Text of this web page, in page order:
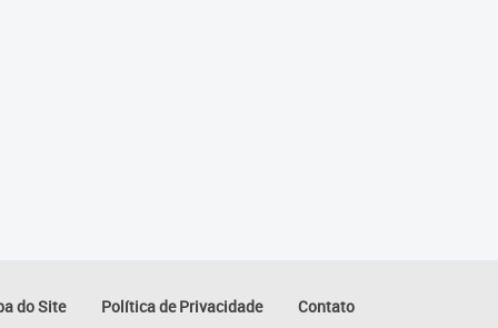
do Site Política de Privacidade Contato